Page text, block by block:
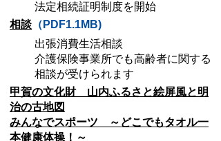
法定相続証明制度を開始
相談 （PDF1.1MB)
出張消費生活相談
介護保険事業所でも高齢者に関する
相談が受けられます
甲賀の文化財 山内ふるさと絵屏風と明
治の古地図
みんなでスポーツ ～どこでもタオル一
本健康体操！～